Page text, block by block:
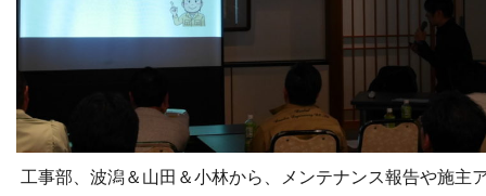
工事部、波潟＆山田＆小林から、メンテナンス報告や施主